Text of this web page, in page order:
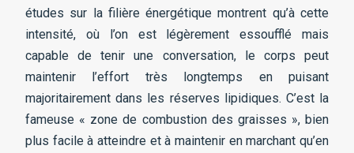
études sur la filière énergétique montrent qu’à cette
intensité, où l’on est légèrement essoufflé mais
capable de tenir une conversation, le corps peut
maintenir l’effort très longtemps en puisant
majoritairement dans les réserves lipidiques. C’est la
fameuse « zone de combustion des graisses », bien
plus facile à atteindre et à maintenir en marchant qu’en